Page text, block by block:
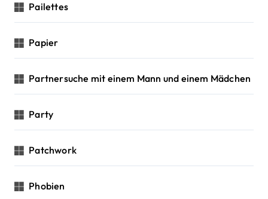
Pailettes
Papier
Partnersuche mit einem Mann und einem Mädchen
Party
Patchwork
Phobien